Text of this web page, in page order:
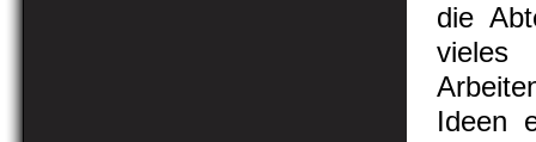
die
vieles
Ideen